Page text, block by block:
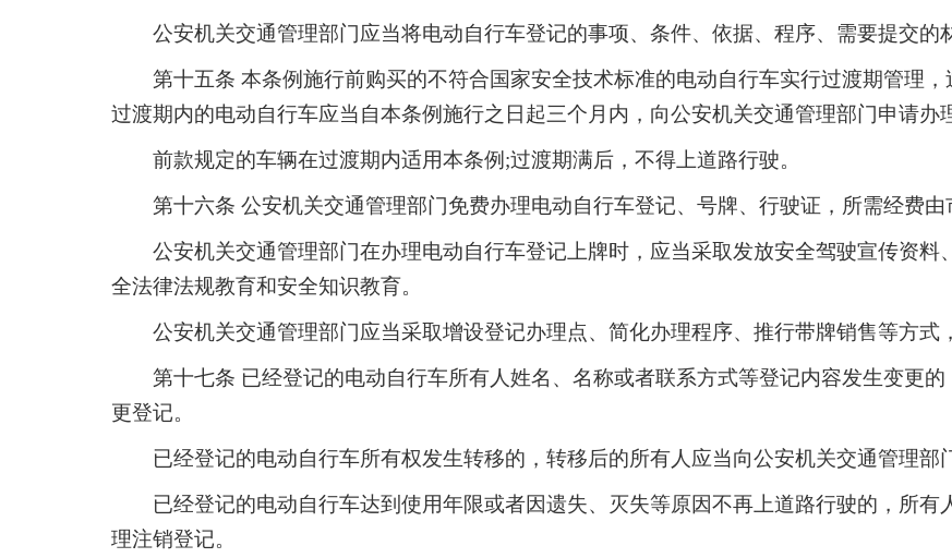
公安机关交通管理部门应当将电动自行车登记的事项、条件、依据、程序、需要提交的
第十五条 本条例施行前购买的不符合国家安全技术标准的电动自行车实行过渡期管理，
过渡期内的电动自行车应当自本条例施行之日起三个月内，向公安机关交通管理部门申请办
前款规定的车辆在过渡期内适用本条例;过渡期满后，不得上道路行驶。
第十六条 公安机关交通管理部门免费办理电动自行车登记、号牌、行驶证，所需经费由
公安机关交通管理部门在办理电动自行车登记上牌时，应当采取发放安全驾驶宣传资
全法律法规教育和安全知识教育。
公安机关交通管理部门应当采取增设登记办理点、简化办理程序、推行带牌销售等方式
第十七条 已经登记的电动自行车所有人姓名、名称或者联系方式等登记内容发生变更
更登记。
已经登记的电动自行车所有权发生转移的，转移后的所有人应当向公安机关交通管理部
已经登记的电动自行车达到使用年限或者因遗失、灭失等原因不再上道路行驶的，所
理注销登记。